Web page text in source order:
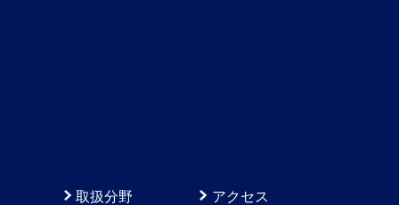
取扱分野
アクセス